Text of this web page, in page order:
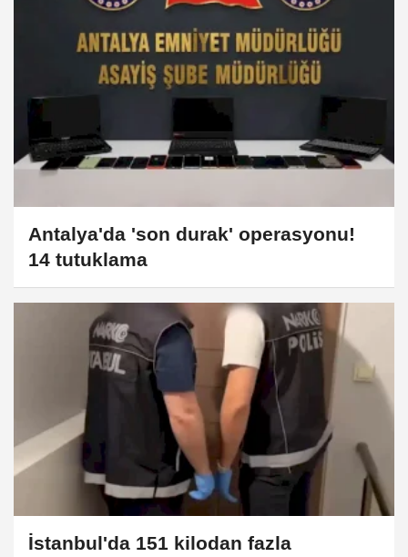
Antalya'da 'son durak' operasyonu!
14 tutuklama
İstanbul'da 151 kilodan fazla